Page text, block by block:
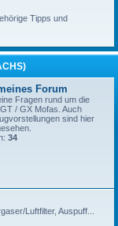
Tipps und
Forum
Fragen rund um die
/ GX Mofas. Auch
sind hier
34
Luftfilter, Auspuff...